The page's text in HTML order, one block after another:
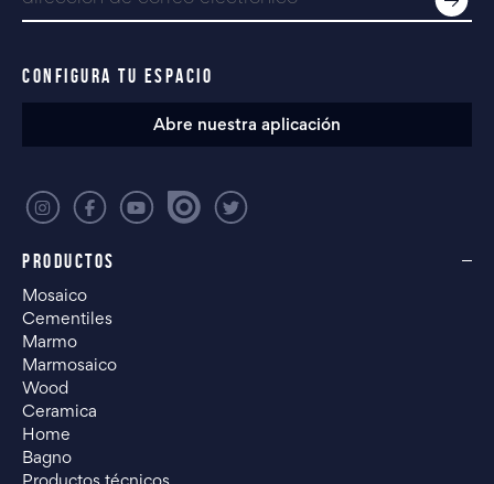
PRODUCTOS
Mosaico
Cementiles
Marmo
Marmosaico
Wood
Ceramica
Home
Bagno
CONFIGURA TU ESPACIO
Abre nuestra aplicación